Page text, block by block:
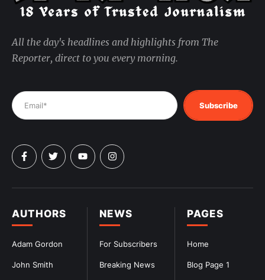
PAGES
Home
Blog Page 1
NEWS
For Subscribers
Breaking News
AUTHORS
Adam Gordon
John Smith
All the day's headlines and highlights from The
Reporter, direct to you every morning.
Subscribe